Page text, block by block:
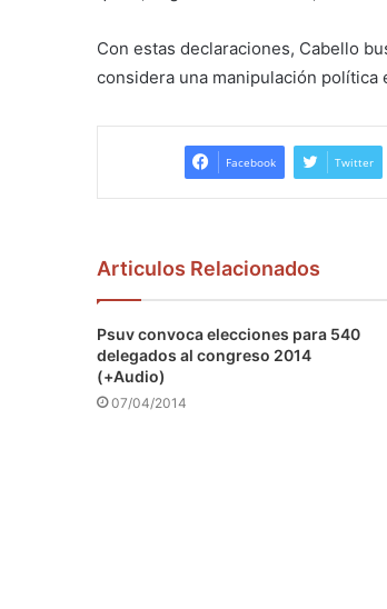
Con estas declaraciones, Cabello
considera una manipulación política
Facebook Twitter
Articulos Relacionados
Psuv convoca elecciones para 540
delegados al congreso 2014
(+Audio)
07/04/2014